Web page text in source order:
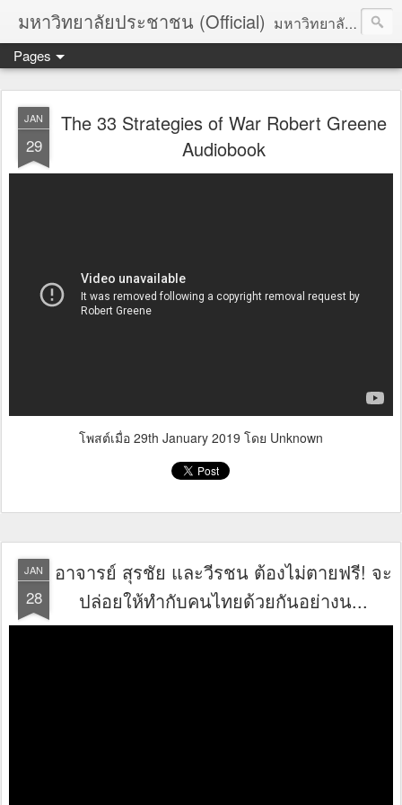
มหาวิทยาลัยประชาชน (Official) มหาวิทยาลัยประชาชน เพื่อการปฏิวัติประชาชนโดยสันติ Truths :: Peace :: Revolution :: Universal Human Rights :: Democracy (TPRUD)
Pages
JAN
29
The 33 Strategies of War Robert Greene
Audiobook
โพสต์เมื่อ 29th January 2019 โดย Unknown
JAN
28
อาจารย์ สุรชัย และวีรชน ต้องไม่ตายฟรี! จะ
ปล่อยให้ทำกับคนไทยด้วยกันอย่างน...